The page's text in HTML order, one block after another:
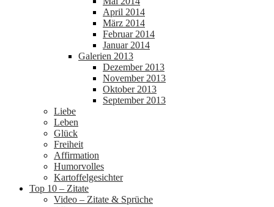
April 2014
März 2014
Februar 2014
Januar 2014
Galerien 2013
Dezember 2013
November 2013
Oktober 2013
September 2013
Liebe
Leben
Glück
Freiheit
Affirmation
Humorvolles
Kartoffelgesichter
Top 10 – Zitate
Video – Zitate & Sprüche